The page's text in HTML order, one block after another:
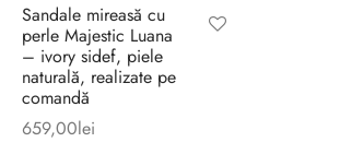
Sandale mireasă cu
perle Majestic Luana
– ivory sidef, piele
naturală, realizate pe
comandă
659,00lei